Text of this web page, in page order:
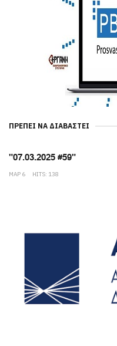
ΠΡΈΠΕΙ ΝΑ ΔΙΑΒΑΣΤΕΊ
"07.03.2025 #59"
ΜΑΡ 6 HITS: 138